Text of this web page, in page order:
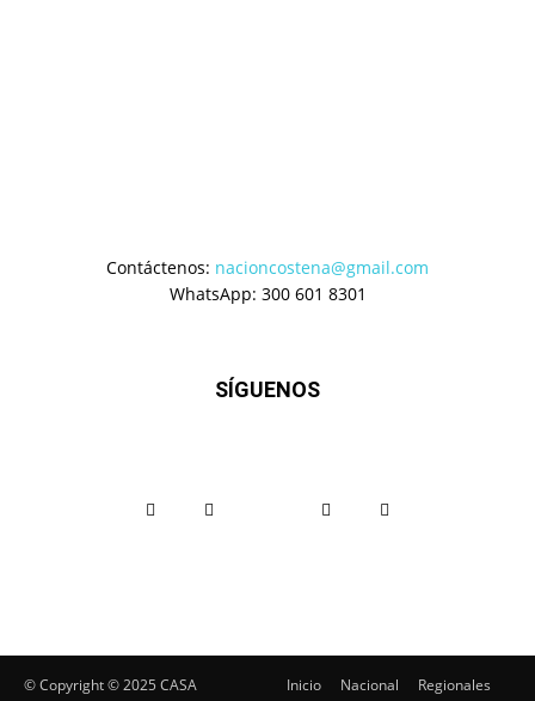
Contáctenos: nacioncostena@gmail.com
WhatsApp: 300 601 8301
SÍGUENOS
© Copyright ©️ 2025 CASA
Inicio Nacional
Regionales